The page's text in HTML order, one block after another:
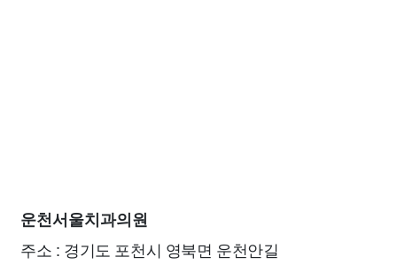
운천서울치과의원
주소 : 경기도 포천시 영북면 운천안길